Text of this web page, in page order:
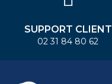
SUPPORT CLIENT
02 31 84 80 62